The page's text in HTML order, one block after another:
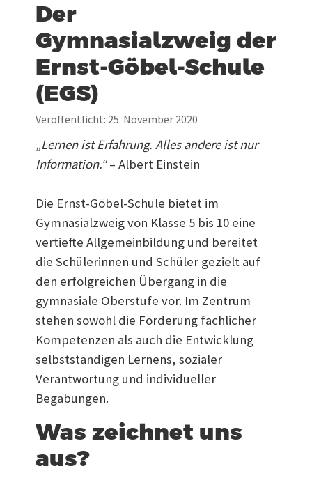
Der
Gymnasialzweig der
Ernst-Göbel-Schule
(EGS)
Veröffentlicht: 25. November 2020
„Lernen ist Erfahrung. Alles andere ist nur
Information.“– Albert Einstein
Die Ernst-Göbel-Schule bietet im
Gymnasialzweig von Klasse 5 bis 10 eine
vertiefte Allgemeinbildung und bereitet
die Schülerinnen und Schüler gezielt auf
den erfolgreichen Übergang in die
gymnasiale Oberstufe vor. Im Zentrum
stehen sowohl die Förderung fachlicher
Kompetenzen als auch die Entwicklung
selbstständigen Lernens, sozialer
Verantwortung und individueller
Begabungen.
Was zeichnet uns
aus?